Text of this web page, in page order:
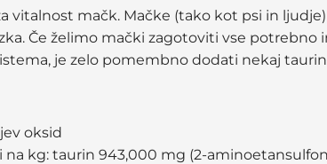
vitalnost mačk. Mačke (tako kot psi in
Če želimo mački zagotoviti vse
je zelo pomembno dodati nekaj
oksid
kg: taurin 943,000 mg (2-